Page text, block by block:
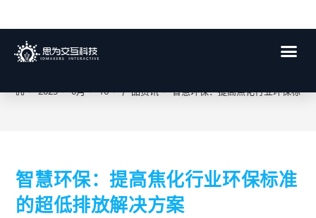
博客
> 2025 > 6月 > 16 > 产品资讯 > 智慧环保：提高焦化行业环保标准
智慧环保：提高焦化行业环保标准
的超低排放解决方案